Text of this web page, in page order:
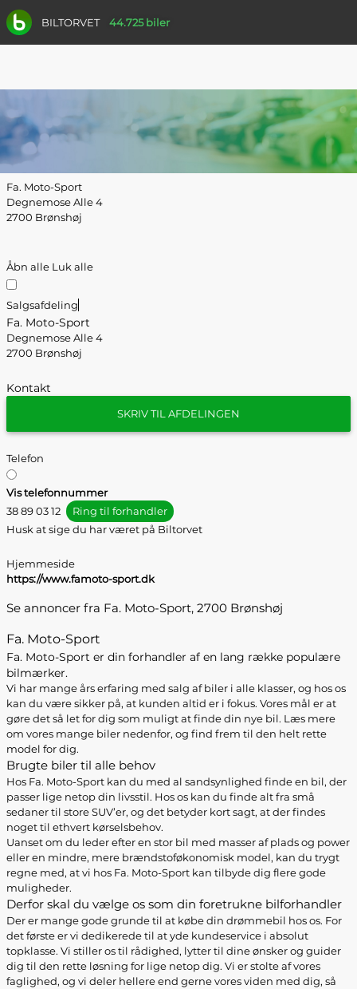
BILTORVET 44.725 biler
Fa. Moto-Sport
Degnemose Alle 4
2700 Brønshøj
Åbn alle Luk alle
Salgsafdeling
Fa. Moto-Sport
Degnemose Alle 4
2700 Brønshøj
Kontakt
SKRIV TIL AFDELINGEN
Telefon
Vis telefonnummer
38 89 03 12
Ring til forhandler
Husk at sige du har været på Biltorvet
Hjemmeside
https://www.famoto-sport.dk
Se annoncer fra Fa. Moto-Sport, 2700 Brønshøj
Fa. Moto-Sport
Fa. Moto-Sport er din forhandler af en lang række populære
bilmærker.
Vi har mange års erfaring med salg af biler i alle klasser, og hos os
kan du være sikker på, at kunden altid er i fokus. Vores mål er at
gøre det så let for dig som muligt at finde din nye bil. Læs mere
om vores mange biler nedenfor, og find frem til den helt rette
model for dig.
Brugte biler til alle behov
Hos Fa. Moto-Sport kan du med al sandsynlighed finde en bil, der
passer lige netop din livsstil. Hos os kan du finde alt fra små
sedaner til store SUV’er, og det betyder kort sagt, at der findes
noget til ethvert kørselsbehov.
Uanset om du leder efter en stor bil med masser af plads og power
eller en mindre, mere brændstoføkonomisk model, kan du trygt
regne med, at vi hos Fa. Moto-Sport kan tilbyde dig flere gode
muligheder.
Derfor skal du vælge os som din foretrukne bilforhandler
Der er mange gode grunde til at købe din drømmebil hos os. For
det første er vi dedikerede til at yde kundeservice i absolut
topklasse. Vi stiller os til rådighed, lytter til dine ønsker og guider
dig til den rette løsning for lige netop dig. Vi er stolte af vores
faglighed, og vi deler hellere end gerne vores viden med dig, så